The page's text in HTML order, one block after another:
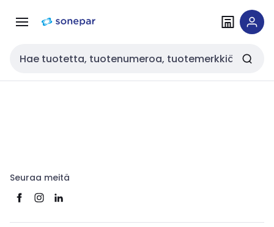
navigointiinsisältöön
Haku
Seuraa meitä